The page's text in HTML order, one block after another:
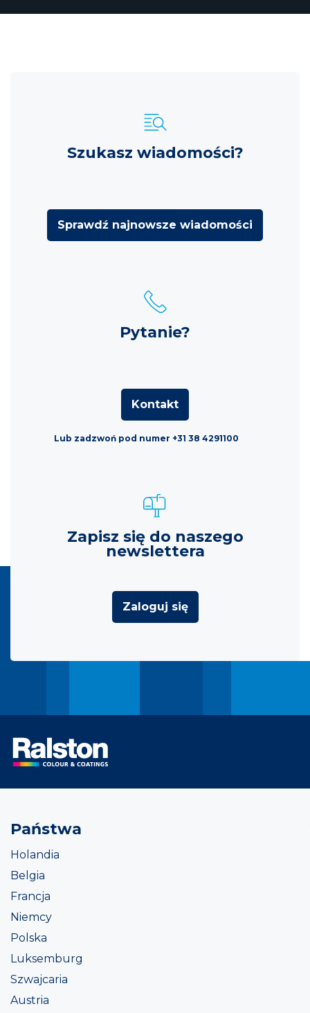
Szukasz wiadomości?
Sprawdź najnowsze wiadomości
Pytanie?
Kontakt
Lub zadzwoń pod numer +31 38 4291100
Zapisz się do naszego
newslettera
Zaloguj się
Państwa
Holandia
Belgia
Francja
Niemcy
Polska
Luksemburg
Szwajcaria
Austria